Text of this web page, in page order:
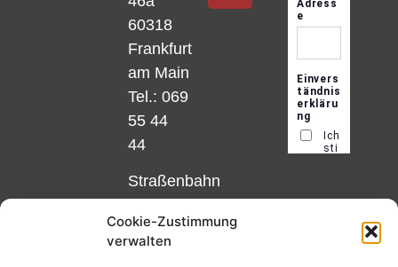
Cookie-Zustimmung
verwalten
60318
Frankfurt
am Main
Tel.: 069
55 44
44
Straßenbahn
und 12,